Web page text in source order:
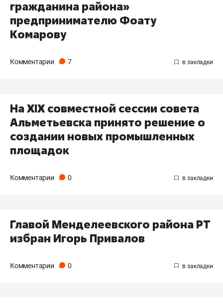
гражданина района»
предпринимателю Фоату
Комарову
Комментарии 7
На XIX совместной сессии совета
Альметьевска принято решение о
создании новых промышленных
площадок
Комментарии 0
Главой Менделеевского района РТ
избран Игорь Привалов
Комментарии 0